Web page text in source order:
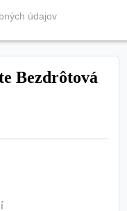
Bezdrôtová
fungovanie
možné
údajov